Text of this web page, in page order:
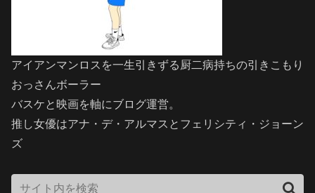
アイアンマンロスを一生引きずる厨二病持ちの引きこもり
おっさんボーラー
バスケと映画を軸にブログ運営。
推し女優はアナ・デ・アルマスとフェリシティ・ジョーン
ズ